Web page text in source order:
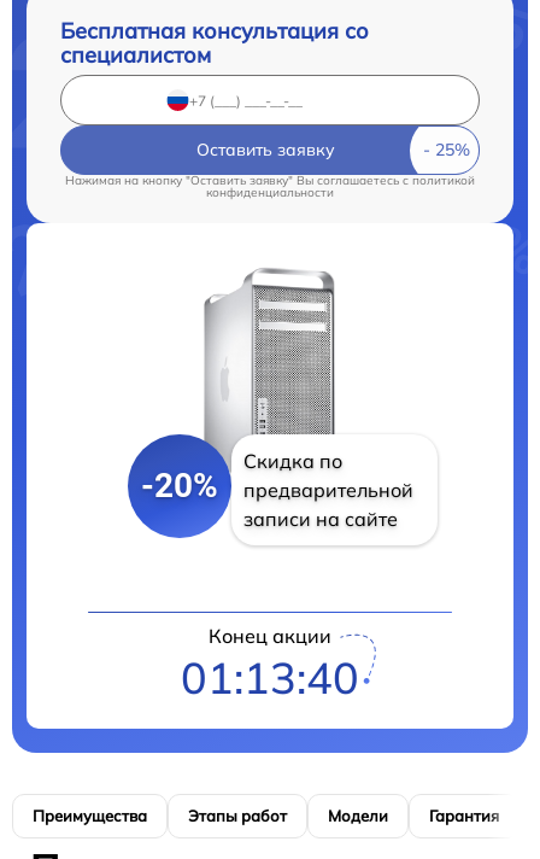
Бесплатная консультация со
специалистом
Оставить заявку
Нажимая на кнопку "Оставить заявку" Вы соглашаетесь cполитикой
конфиденциальности
-20%
Скидка по
предварительной
записи на сайте
Конец акции
01:13:39
Преимущества Этапы работ Модели Гарантия